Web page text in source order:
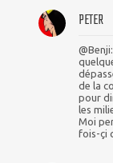
PETER
de la
pour
les
Moi
fois-çi